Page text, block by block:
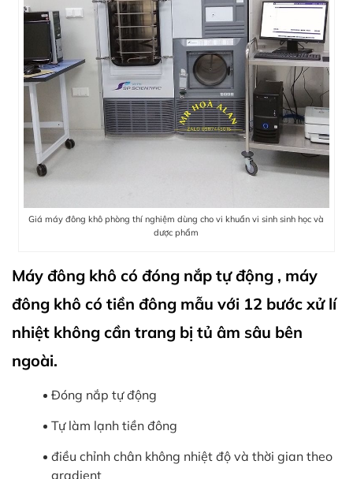
Giá máy đông khô phòng thí nghiệm dùng cho vi khuẩn vi sinh sinh học và
dược phẩm
Máy đông khô có đóng nắp tự động , máy
đông khô có tiền đông mẫu với 12 bước xử lí
nhiệt không cần trang bị tủ âm sâu bên
ngoài.
Đóng nắp tự động
Tự làm lạnh tiền đông
điều chỉnh chân không nhiệt độ và thời gian theo
gradient